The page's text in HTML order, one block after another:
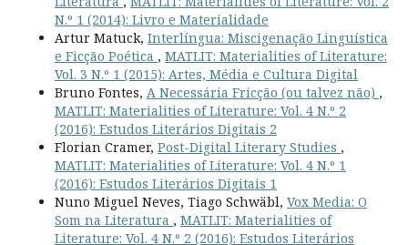
N.º 1 (2014): Livro e Materialidade
Artur Matuck, Interlíngua: Miscigenação Linguística
e Ficção Poética , MATLIT: Materialities of Literature:
Vol. 3 N.º 1 (2015): Artes, Média e Cultura Digital
Bruno Fontes, A Necessária Fricção (ou talvez não) ,
MATLIT: Materialities of Literature: Vol. 4 N.º 2
(2016): Estudos Literários Digitais 2
Florian Cramer, Post-Digital Literary Studies ,
MATLIT: Materialities of Literature: Vol. 4 N.º 1
(2016): Estudos Literários Digitais 1
Nuno Miguel Neves, Tiago Schwäbl, Vox Media: O
Som na Literatura , MATLIT: Materialities of
Literature: Vol. 4 N.º 2 (2016): Estudos Literários